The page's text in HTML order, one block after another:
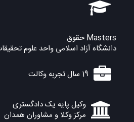
Masters حقوق
دانشگاه آزاد اسلامی واحد علوم
19 سال تجربه وکالت
وکیل پایه یک دادگستری
مرکز وکلا و مشاوران همدان